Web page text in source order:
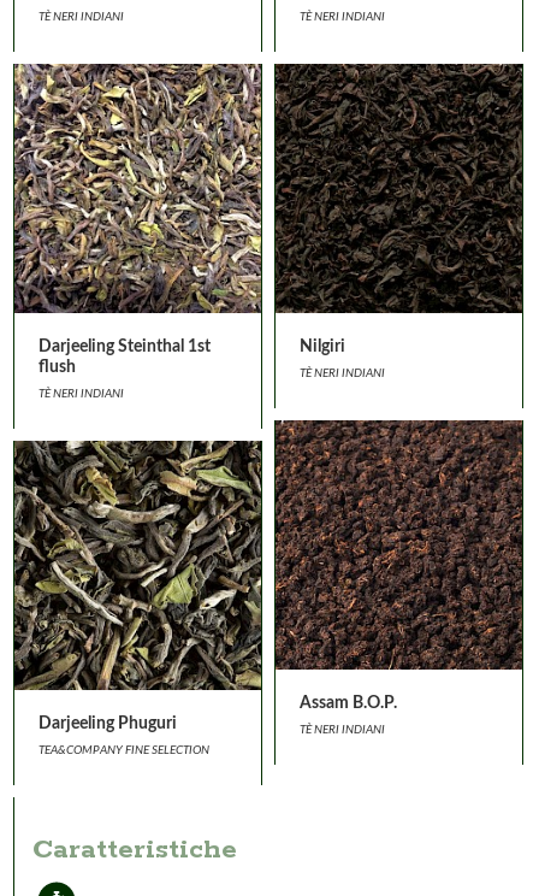
TÈ NERI INDIANI TÈ NERI INDIANI
Darjeeling Steinthal 1st
flush
TÈ NERI INDIANI
Nilgiri
TÈ NERI INDIANI
Assam B.O.P.
TÈ NERI INDIANI
Darjeeling Phuguri
TEA&COMPANY FINE SELECTION
Caratteristiche